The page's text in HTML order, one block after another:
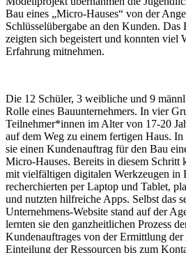
Bau eines „Micro-Hauses“ von der
Schlüsselübergabe an den Kunden.
zeigten sich begeistert und konnten viel
Erfahrung mitnehmen.
Die 12 Schüler, 3 weibliche und 9
Rolle eines Bauunternehmers. In vier
Teilnehmer*innen im Alter von 17-20
auf dem Weg zu einem fertigen Haus. In
sie einen Kundenauftrag für den Bau
Micro-Hauses. Bereits in diesem Schritt
mit vielfältigen digitalen Werkzeugen in
recherchierten per Laptop und Tablet,
und nutzten hilfreiche Apps. Selbst das
Unternehmens-Website stand auf der
lernten sie den ganzheitlichen Prozess
Kundenauftrages von der Ermittlung
Einteilung der Ressourcen bis zum